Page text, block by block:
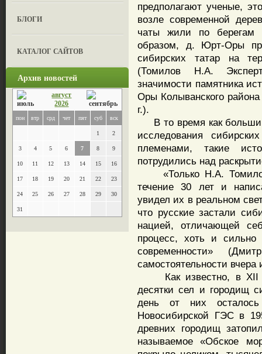
БЛОГИ
КАТАЛОГ САЙТОВ
Архив новостей
август
2026
пон втр срд чет пят суб вск
1 2
3 4 5 6 7 8 9
10 11 12 13 14 15 16
17 18 19 20 21 22 23
24 25 26 27 28 29 30
31
предполагают ученые,
возле современной
чаты жили по
образом, д. Юрт-Оры
сибирских татар на
(Томилов Н.А.
значимости памятника
Оры Колыванского
г.).
В то время как
исследования
племенами, такие
потрудились над
«Только Н.А.
течение 30 лет и
увидел их в реальном
что русские застали
нацией, отличающей
процесс, хоть и сильно
современности»
самостоятельности вчера
Как известно, в XII -
десятки сел и городищ
день от них осталось
Новосибирской ГЭС в
древних городищ
называемое «Обское